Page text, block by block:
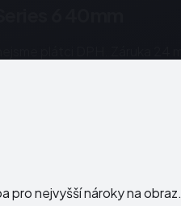
pro nejvyšší nároky na obraz.